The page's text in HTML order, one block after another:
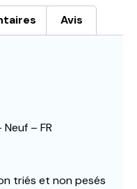
Avis
Neuf – FR
triés et non pesés